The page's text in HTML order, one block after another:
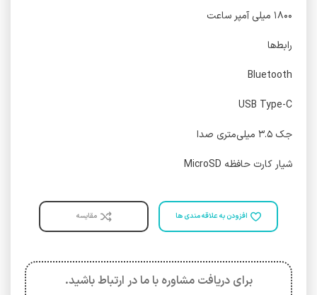
۱۸۰۰ میلی آمپر ساعت
رابط‌ها
Bluetooth
USB Type-C
جک ۳.۵ میلی‌متری صدا
شیار کارت حافظه MicroSD
افزودن به علاقه مندی ها مقایسه
برای دریافت مشاوره با ما در ارتباط باشید.